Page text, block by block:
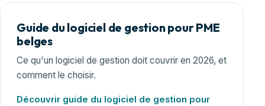
Guide du logiciel de gestion pour PME
belges
Ce qu'un logiciel de gestion doit couvrir en 2026, et
comment le choisir.
Découvrir guide du logiciel de gestion pour